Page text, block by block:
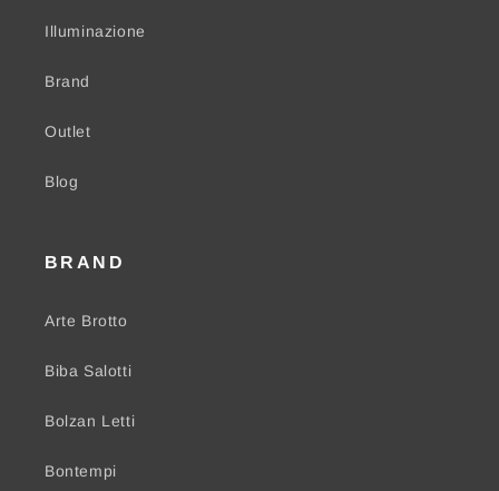
Illuminazione
Brand
Outlet
Blog
BRAND
Arte Brotto
Biba Salotti
Bolzan Letti
Bontempi